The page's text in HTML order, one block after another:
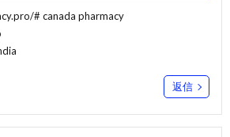
# canada pharmacy
返信